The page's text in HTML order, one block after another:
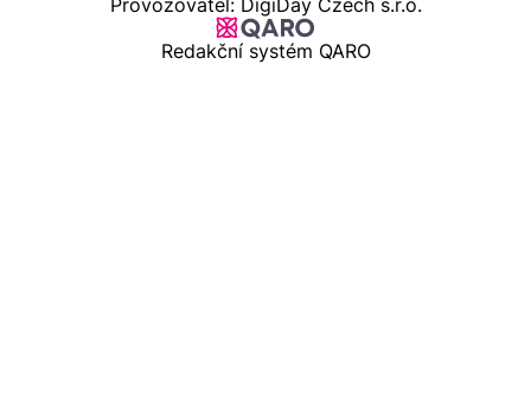
Provozovatel: DigiDay Czech s.r.o.
Redakční systém QARO